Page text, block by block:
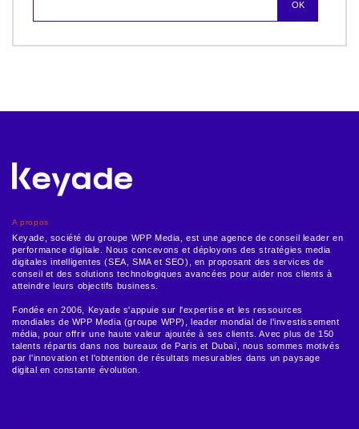
A propos
Keyade, société du groupe WPP Media, est une agence de conseil leader en
performance digitale. Nous concevons et déployons des stratégies media
digitales intelligentes (SEA, SMA et SEO), en proposant des services de
conseil et des solutions technologiques avancées pour aider nos clients à
atteindre leurs objectifs business.
Fondée en 2006, Keyade s'appuie sur l'expertise et les ressources
mondiales de WPP Media (groupe WPP), leader mondial de l'investissement
média, pour offrir une haute valeur ajoutée à ses clients. Avec plus de 150
talents répartis dans nos bureaux de Paris et Dubaï, nous sommes motivés
par l'innovation et l'obtention de résultats mesurables dans un paysage
digital en constante évolution.